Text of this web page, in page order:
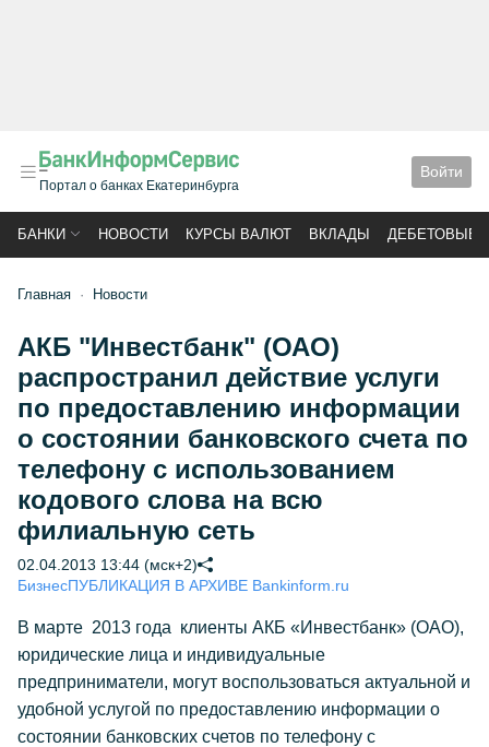
Портал о банках Екатеринбурга
Войти
БАНКИ НОВОСТИ КУРСЫ ВАЛЮТ ВКЛАДЫ ДЕБЕТОВЫЕ
Главная Новости
АКБ "Инвестбанк" (ОАО)
распространил действие услуги
по предоставлению информации
о состоянии банковского счета по
телефону с использованием
кодового слова на всю
филиальную сеть
02.04.2013 13:44 (мск+2)
БизнесПУБЛИКАЦИЯ В АРХИВЕ Bankinform.ru
В марте 2013 года клиенты АКБ «Инвестбанк» (ОАО),
юридические лица и индивидуальные
предприниматели, могут воспользоваться актуальной и
удобной услугой по предоставлению информации о
состоянии банковских счетов по телефону с